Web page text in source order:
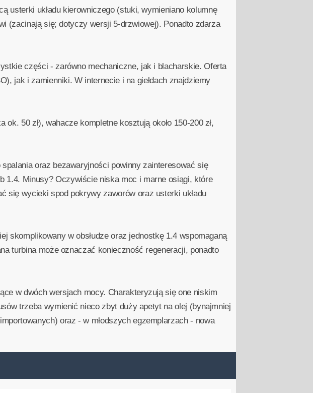
usterki układu kierowniczego (stuki, wymieniano kolumnę
(zacinają się; dotyczy wersji 5-drzwiowej). Ponadto zdarza
części - zarówno mechaniczne, jak i blacharskie. Oferta
jak i zamienniki. W internecie i na giełdach znajdziemy
50 zł), wahacze kompletne kosztują około 150-200 zł,
oraz bezawaryjności powinny zainteresować się
1.4. Minusy? Oczywiście niska moc i marne osiągi, które
się wycieki spod pokrywy zaworów oraz usterki układu
skomplikowany w obsłudze oraz jednostkę 1.4 wspomaganą
turbina może oznaczać konieczność regeneracji, ponadto
w dwóch wersjach mocy. Charakteryzują się one niskim
trzeba wymienić nieco zbyt duży apetyt na olej (bynajmniej
oraz - w młodszych egzemplarzach - nowa